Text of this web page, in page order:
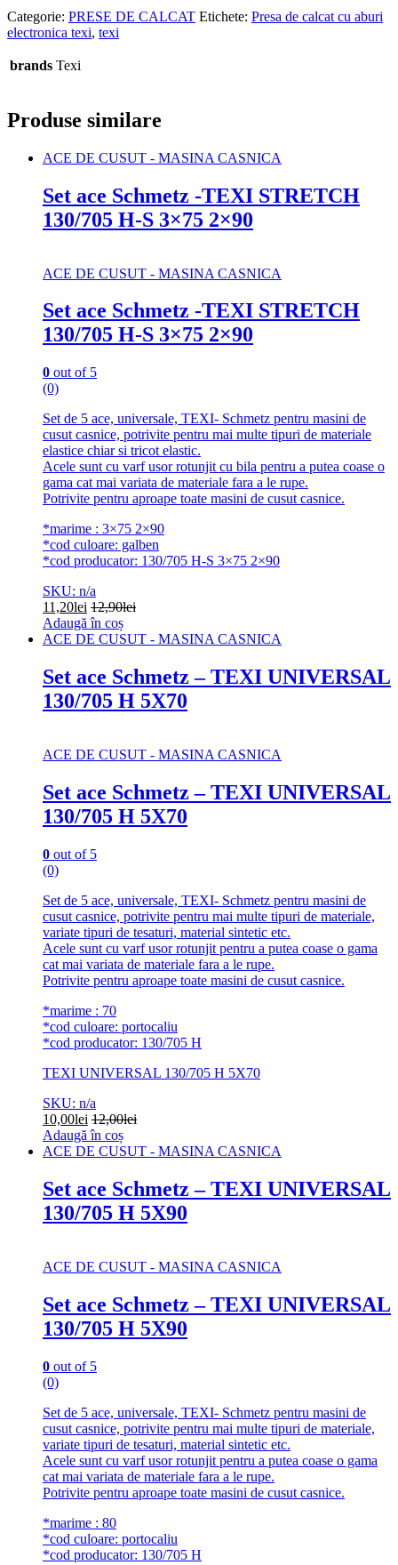
Categorie: PRESE DE CALCAT Etichete: Presa de calcat cu aburi
electronica texi, texi
brands Texi
Produse similare
ACE DE CUSUT - MASINA CASNICA
Set ace Schmetz -TEXI STRETCH
130/705 H-S 3×75 2×90
ACE DE CUSUT - MASINA CASNICA
Set ace Schmetz -TEXI STRETCH
130/705 H-S 3×75 2×90
0 out of 5
(0)
Set de 5 ace, universale, TEXI- Schmetz pentru masini de
cusut casnice, potrivite pentru mai multe tipuri de materiale
elastice chiar si tricot elastic.
Acele sunt cu varf usor rotunjit cu bila pentru a putea coase o
gama cat mai variata de materiale fara a le rupe.
Potrivite pentru aproape toate masini de cusut casnice.
*marime : 3×75 2×90
*cod culoare: galben
*cod producator: 130/705 H-S 3×75 2×90
SKU: n/a
11,20lei 12,90lei
Adaugă în coș
ACE DE CUSUT - MASINA CASNICA
Set ace Schmetz – TEXI UNIVERSAL
130/705 H 5X70
ACE DE CUSUT - MASINA CASNICA
Set ace Schmetz – TEXI UNIVERSAL
130/705 H 5X70
0 out of 5
(0)
Set de 5 ace, universale, TEXI- Schmetz pentru masini de
cusut casnice, potrivite pentru mai multe tipuri de materiale,
variate tipuri de tesaturi, material sintetic etc.
Acele sunt cu varf usor rotunjit pentru a putea coase o gama
cat mai variata de materiale fara a le rupe.
Potrivite pentru aproape toate masini de cusut casnice.
*marime : 70
*cod culoare: portocaliu
*cod producator: 130/705 H
TEXI UNIVERSAL 130/705 H 5X70
SKU: n/a
10,00lei 12,00lei
Adaugă în coș
ACE DE CUSUT - MASINA CASNICA
Set ace Schmetz – TEXI UNIVERSAL
130/705 H 5X90
ACE DE CUSUT - MASINA CASNICA
Set ace Schmetz – TEXI UNIVERSAL
130/705 H 5X90
0 out of 5
(0)
Set de 5 ace, universale, TEXI- Schmetz pentru masini de
cusut casnice, potrivite pentru mai multe tipuri de materiale,
variate tipuri de tesaturi, material sintetic etc.
Acele sunt cu varf usor rotunjit pentru a putea coase o gama
cat mai variata de materiale fara a le rupe.
Potrivite pentru aproape toate masini de cusut casnice.
*marime : 80
*cod culoare: portocaliu
*cod producator: 130/705 H